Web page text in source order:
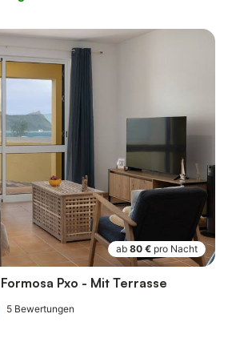
ab 80 € pro Nacht
Pxo - Mit Terrasse
5 Bewertungen